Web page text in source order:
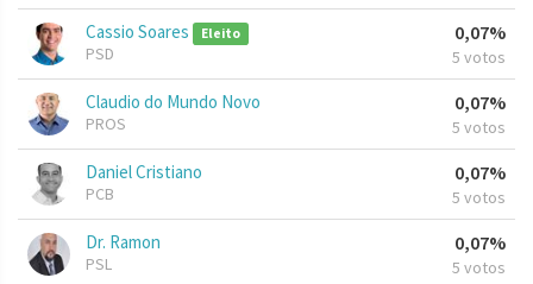
Cassio Soares Eleito
PSD
0,07%
5 votos
Claudio do Mundo Novo
PROS
0,07%
5 votos
Daniel Cristiano
PCB
0,07%
5 votos
Dr. Ramon
PSL
0,07%
5 votos